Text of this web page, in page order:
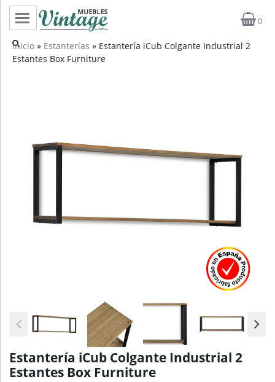
0
Categorías
Estilos
Profesionales
Inicio » Estanterías » Estantería iCub Colgante Industrial 2
Estantes Box Furniture
Estantería iCub Colgante Industrial 2
Estantes Box Furniture